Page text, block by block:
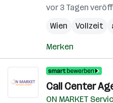
vor 3 Tagen
Wien
Vollzeit
Merken
Call Center
ON MARKET